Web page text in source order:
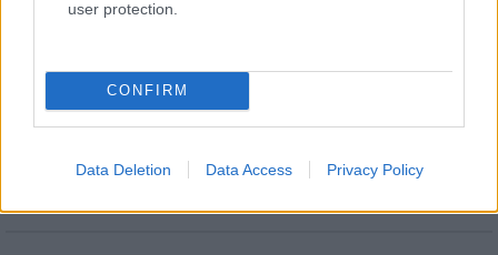
user protection.
CONFIRM
Data Deletion Data Access Privacy Policy
Feliratkozom a hírlevélre és elfogadom az
szabályzatot!
FELIRATKOZÁS